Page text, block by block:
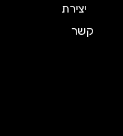
יצירת
קשר